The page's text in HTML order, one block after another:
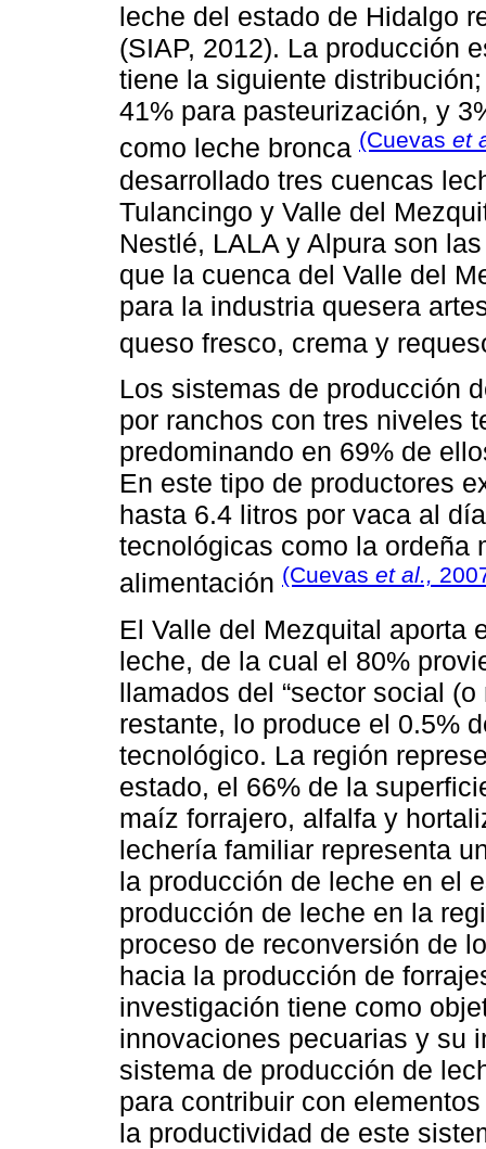
leche del estado de Hidalgo
(SIAP, 2012). La producción
tiene la siguiente
41% para pasteurización, y
como leche bronca (Cuevas et
desarrollado tres cuencas
Tulancingo y Valle del
Nestlé, LALA y Alpura son
que la cuenca del Valle del
para la industria quesera
queso fresco, crema y
Los sistemas de producción
por ranchos con tres niveles
predominando en 69% de
En este tipo de productores
hasta 6.4 litros por vaca al
tecnológicas como la ordeña
alimentación (Cuevas et al.,
El Valle del Mezquital aporta
leche, de la cual el 80%
llamados del “sector social
restante, lo produce el 0.5%
tecnológico. La región
estado, el 66% de la
maíz forrajero, alfalfa y
lechería familiar representa
la producción de leche en el
producción de leche en la
proceso de reconversión de
hacia la producción de
investigación tiene como
innovaciones pecuarias y su
sistema de producción de
para contribuir con
la productividad de este